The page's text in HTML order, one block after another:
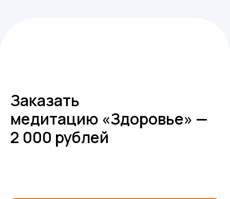
Заказать
медитац ию «Здоровье» —
2 000 рублей